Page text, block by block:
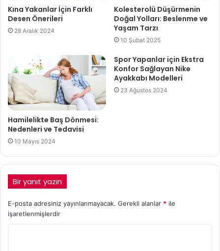
Kına Yakanlar İçin Farklı
Desen Önerileri
28 Aralık 2024
Kolesterolü Düşürmenin
Doğal Yolları: Beslenme ve
Yaşam Tarzı
10 Şubat 2025
Hamilelikte Baş Dönmesi:
Nedenleri ve Tedavisi
10 Mayıs 2024
Spor Yapanlar için Ekstra
Konfor Sağlayan Nike
Ayakkabı Modelleri
23 Ağustos 2024
Bir yanıt yazın
E-posta adresiniz yayınlanmayacak. Gerekli alanlar * ile
işaretlenmişlerdir